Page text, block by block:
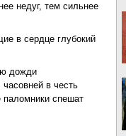
недуг, тем сильнее
в сердце глубокий
дожди
в честь
паломники спешат